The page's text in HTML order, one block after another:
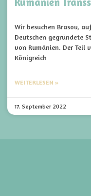
Wir besuchen Brasov,
Deutschen gegründete
von Rumänien. Der Teil
Königreich
WEITERLESEN »
17. September 2022